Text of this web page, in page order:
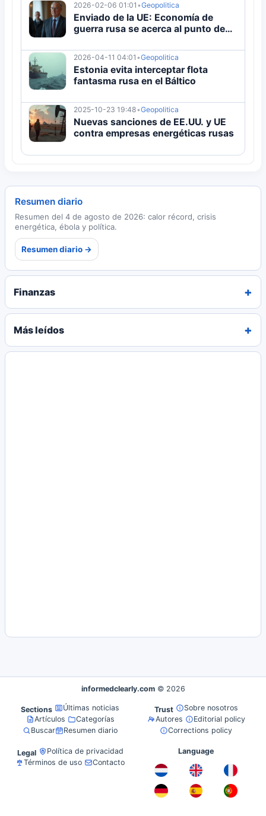
2026-02-06 01:01 •Geopolitica
Enviado de la UE: Economía de
guerra rusa se acerca al punto de
2026-04-11 04:01 •Geopolitica
Estonia evita interceptar flota
fantasma rusa en el Báltico
2025-10-23 19:48•Geopolitica
Nuevas sanciones de EE.UU. y UE
contra empresas energéticas rusas
Resumen diario
Resumen del 4 de agosto de 2026: calor récord, crisis
energética, ébola y política.
Resumen diario →
Finanzas
Más leídos
informedclearly.com © 2026
Sections
Últimas noticias
Artículos
Categorías
Buscar
Resumen diario
Trust
Sobre nosotros
Autores
Editorial policy
Corrections policy
Legal
Política de privacidad
Términos de uso
Contacto
Language